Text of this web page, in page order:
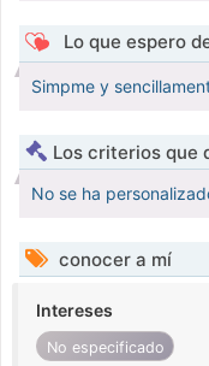
Lo que espero
Simpme y
Los criterios que
No se ha
conocer a mí
Intereses
No especificado